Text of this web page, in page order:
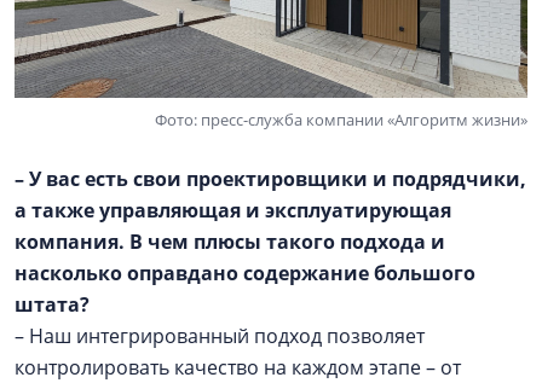
Фото: пресс-служба компании «Алгоритм жизни»
– У вас есть свои проектировщики и подрядчики,
а также управляющая и эксплуатирующая
компания. В чем плюсы такого подхода и
насколько оправдано содержание большого
штата?
– Наш интегрированный подход позволяет
контролировать качество на каждом этапе – от